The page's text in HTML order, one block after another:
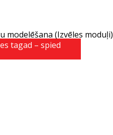
modelēšana (Izvēles moduļi)
tagad – spied